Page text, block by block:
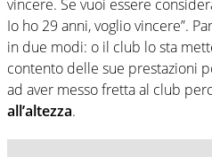
vincere. Se vuoi essere
Io ho 29 anni, voglio vincere”.
in due modi: o il club lo sta
contento delle sue prestazioni
ad aver messo fretta al club
all’altezza.